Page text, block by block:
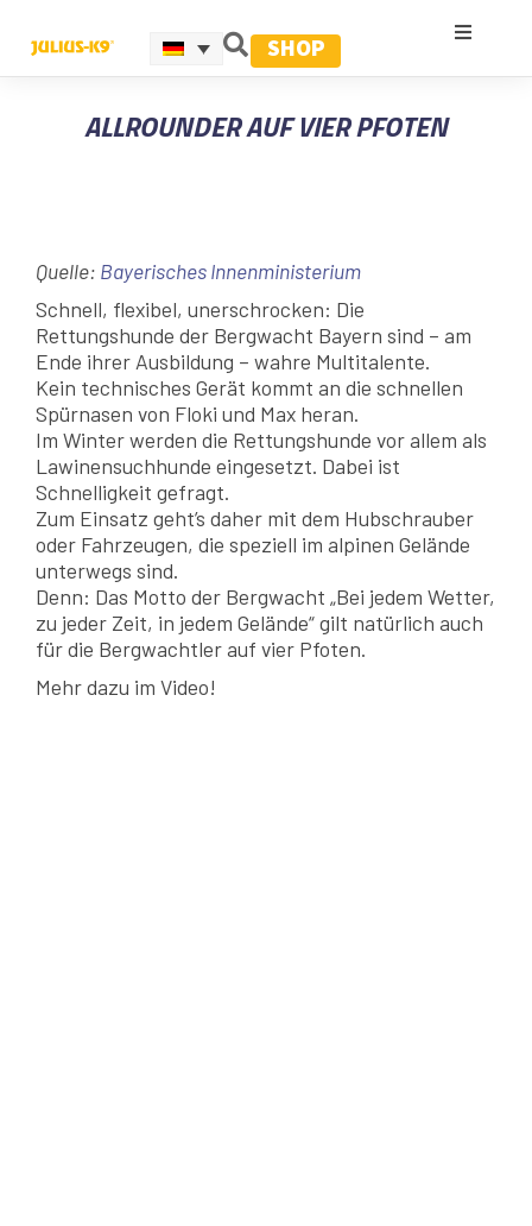
SHOP
ALLROUNDER AUF VIER PFOTEN
Quelle: Bayerisches Innenministerium
Schnell, flexibel, unerschrocken: Die
Rettungshunde der Bergwacht Bayern sind – am
Ende ihrer Ausbildung – wahre Multitalente.
Kein technisches Gerät kommt an die schnellen
Spürnasen von Floki und Max heran.
Im Winter werden die Rettungshunde vor allem als
Lawinensuchhunde eingesetzt. Dabei ist
Schnelligkeit gefragt.
Zum Einsatz geht’s daher mit dem Hubschrauber
oder Fahrzeugen, die speziell im alpinen Gelände
unterwegs sind.
Denn: Das Motto der Bergwacht „Bei jedem Wetter,
zu jeder Zeit, in jedem Gelände“ gilt natürlich auch
für die Bergwachtler auf vier Pfoten.
Mehr dazu im Video!